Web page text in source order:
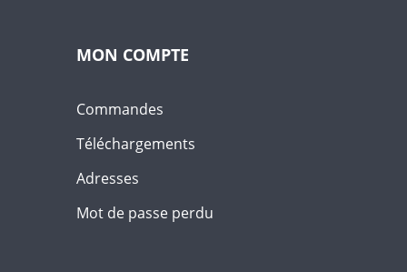
MON COMPTE
Commandes
Téléchargements
Adresses
Mot de passe perdu